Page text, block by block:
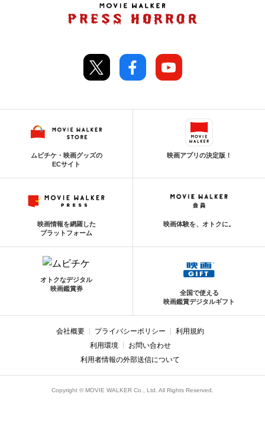
ムビチケ・映画グッズの
ECサイト
映画アプリの決定版！
映画情報を網羅した
プラットフォーム
映画体験を、オトクに。
オトクなデジタル
映画鑑賞券
全国で使える
映画鑑賞デジタルギフト
会社概要 プライバシーポリシー
利用規約
利用環境
お問い合わせ
利用者情報の外部送信について
Copyright © MOVIE WALKER Co., Ltd. All Rights Reserved.